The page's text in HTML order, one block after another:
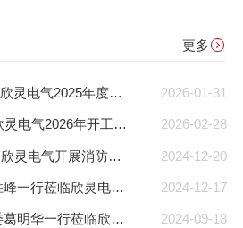
更多
2026-01-31
同“欣”同行 智领新程 | 欣灵电气2025年度表彰总结大会暨新年酒会成功举办！
2026-02-28
马上欣程 同心共跃 | 欣灵电气2026年开工大吉！
2024-12-20
预防为主，防治结合 | 欣灵电气开展消防应急预案演练活动
2024-12-17
温州市政协副主席陈胜峰一行莅临欣灵电气调研指导
2024-09-18
农工党浙江省委会主委葛明华一行莅临欣灵电气考察调研